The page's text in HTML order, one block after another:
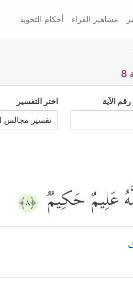
مشاهير القراء أحكام التجويد
الآية اختر التفسير
عَلِیمٌ حَكِیمࣱ ﴿٨﴾